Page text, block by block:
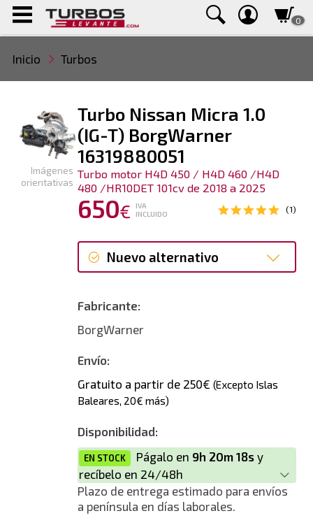
0
Inicio Turbos
Turbo Nissan Micra 1.0
(IG-T) BorgWarner
16319880051
Turbo motor H4D 450 / H4D 460 /H4D
480 /HR10DET 101cv de 2018 a 2025
650€
IVA
INCLUIDO
(1)
Nuevo alternativo
Fabricante:
BorgWarner
Envío:
Gratuito a partir de 250€ (Excepto Islas
Baleares, 20€ más)
Disponibilidad:
EN STOCK Págalo en 9h 20m 18s y
recíbelo en 24/48h
Plazo de entrega estimado para envíos
a península en días laborales.
Imágenes
orientativas